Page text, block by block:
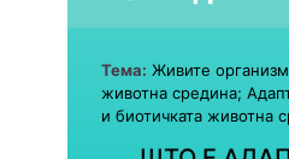
Тема: Живите
животна средина;
и биотичката животна